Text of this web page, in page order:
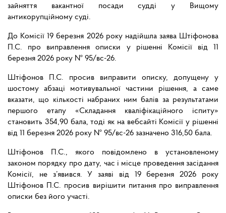
зайняття вакантної посади судді у Вищому
антикорупційному суді.
До Комісії 19 березня 2026 року надійшла заява Штіфонова
П.С. про виправлення описки у рішенні Комісії від 11
березня 2026 року № 95/вс-26.
Штіфонов П.С. просив виправити описку, допущену у
шостому абзаці мотивувальної частини рішення, а саме
вказати, що кількості набраних ним балів за результатами
першого етапу «Складання кваліфікаційного іспиту»
становить 354,90 бала, тоді як на вебсайті Комісії у рішенні
від 11 березня 2026 року № 95/вс-26 зазначено 316,50 бала.
Штіфонов П.С., якого повідомлено в установленому
законом порядку про дату, час і місце проведення засідання
Комісії, не з’явився. У заяві від 19 березня 2026 року
Штіфонов П.С. просив вирішити питання про виправлення
описки без його участі.